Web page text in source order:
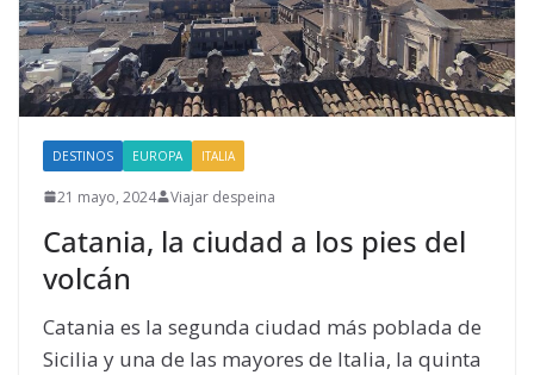
DESTINOS EUROPA ITALIA
21 mayo, 2024 Viajar despeina
Catania, la ciudad a los pies del
volcán
Catania es la segunda ciudad más poblada de
Sicilia y una de las mayores de Italia, la quinta